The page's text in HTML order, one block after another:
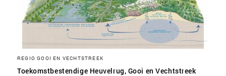
REGIO GOOI EN VECHTSTREEK
Toekomstbestendige Heuvelrug, Gooi en Vechtstreek